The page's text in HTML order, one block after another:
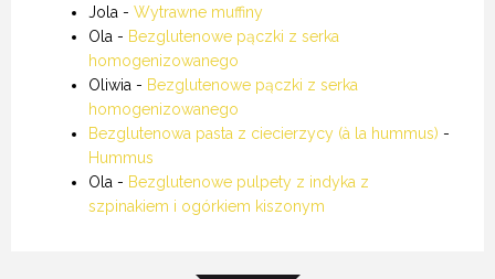
Jola - Wytrawne muffiny
Ola - Bezglutenowe pączki z serka
homogenizowanego
Oliwia - Bezglutenowe pączki z serka
homogenizowanego
Bezglutenowa pasta z ciecierzycy (à la hummus) -
Hummus
Ola - Bezglutenowe pulpety z indyka z
szpinakiem i ogórkiem kiszonym